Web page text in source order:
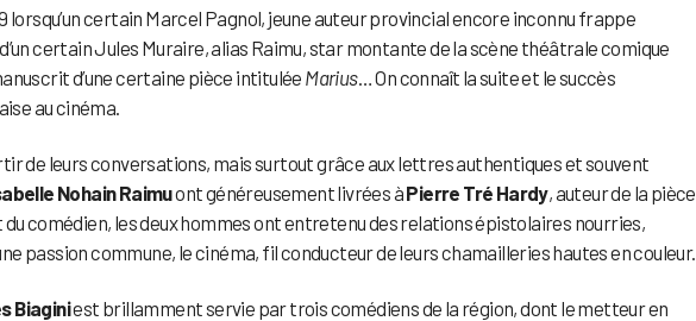
lorsqu’un certain Marcel Pagnol, jeune auteur provincial encore inconnu frappe
certain Jules Muraire, alias Raimu, star montante de la scène théâtrale comique
d’une certaine pièce intitulée Marius… On connaît la suite et le succès
au cinéma.
de leurs conversations, mais surtout grâce aux lettres authentiques et souvent
Nohain Raimuont généreusement livrées àPierre Tré Hardy, auteur de la pièce.
du comédien, les deux hommes ont entretenu des relations épistolaires nourries,
passion commune, le cinéma, fil conducteur de leurs chamailleries hautes en couleur.
Biaginiest brillamment servie par trois comédiens de la région, dont le metteur en